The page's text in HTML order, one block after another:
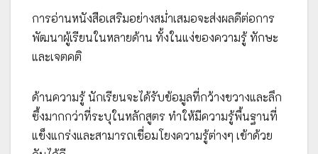
การอ่านหนังสือเสริมอย่างสม่ำเสมอจะส่งผลดีต่อการ
พัฒนาผู้เรียนในหลายด้าน ทั้งในแง่ของความรู้ ทักษะ
และเจตคติ
ด้านความรู้ นักเรียนจะได้รับข้อมูลที่กว้างขวางและลึก
ซึ้งมากกว่าที่ระบุในหลักสูตร ทำให้มีความรู้พื้นฐานที่
แข็งแกร่งและสามารถเชื่อมโยงความรู้ต่างๆ เข้าด้วย